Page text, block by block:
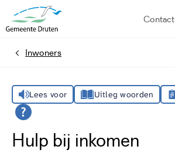
Contact
HomeInwoners
Lees voor Uitleg woorden
Hulp bij inkomen